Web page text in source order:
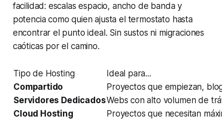
facilidad: escalas espacio, ancho de banda y
potencia como quien ajusta el termostato hasta
encontrar el punto ideal. Sin sustos ni migraciones
caóticas por el camino.
Tipo de Hosting
Ideal para...
Compartido
Proyectos que empiezan,
Servidores DedicadosWebs con alto volumen de
Cloud Hosting
Proyectos que necesitan